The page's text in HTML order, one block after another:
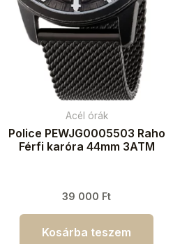
Acél órák
Police PEWJG0005503 Raho
Férfi karóra 44mm 3ATM
39 000 Ft
Kosárba teszem